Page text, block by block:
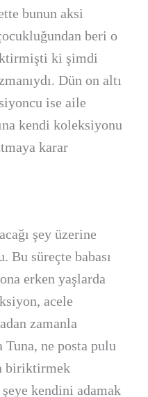
bunun aksi
beri o
ki şimdi
Dün on altı
ise aile
kendi koleksiyonu
karar
şey üzerine
Bu süreçte babası
erken yaşlarda
acele
zamanla
ne posta pulu
biriktirmek
kendini adamak